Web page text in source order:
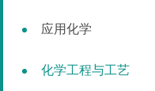
应用化学
化学工程与工艺